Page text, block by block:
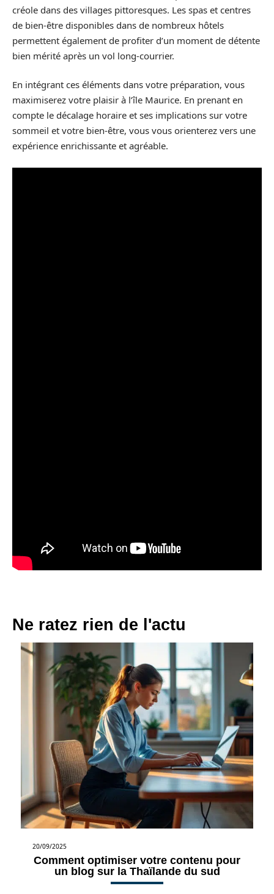
créole dans des villages pittoresques. Les spas et centres
de bien-être disponibles dans de nombreux hôtels
permettent également de profiter d’un moment de détente
bien mérité après un vol long-courrier.
En intégrant ces éléments dans votre préparation, vous
maximiserez votre plaisir à l’île Maurice. En prenant en
compte le décalage horaire et ses implications sur votre
sommeil et votre bien-être, vous vous orienterez vers une
expérience enrichissante et agréable.
Ne ratez rien de l'actu
20/09/2025
Comment optimiser votre contenu pour
un blog sur la Thaïlande du sud